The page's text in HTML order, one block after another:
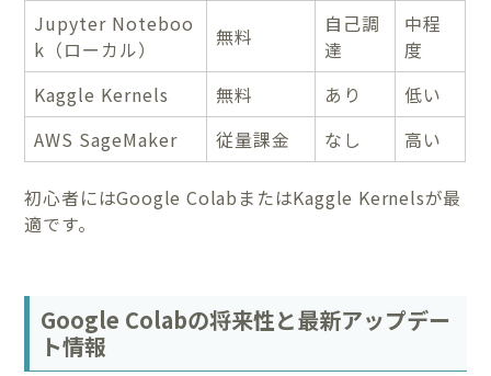
Jupyter Noteboo
k（ローカル）
無料
自己調
達
中程
度
Kaggle Kernels
無料 あり
低い
AWS SageMaker
従量課金 なし 高い
初心者にはGoogle ColabまたはKaggle Kernelsが最
適です。
Google Colabの将来性と最新アップデー
ト情報